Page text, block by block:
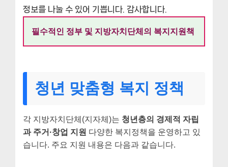
정보를 나눌 수 있어 기쁩니다. 감사합니다.
필수적인 정부 및 지방자치단체의 복지지원책
청년 맞춤형 복지 정책
각 지방자치단체(지자체)는 청년층의 경제적 자립
과 주거·창업 지원 다양한 복지정책을 운영하고 있
습니다. 주요 지원 내용은 다음과 같습니다.